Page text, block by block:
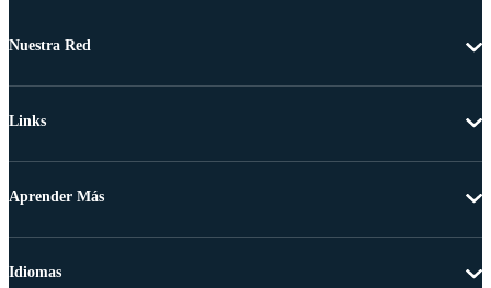
Nuestra Red
Links
Aprender Más
Idiomas